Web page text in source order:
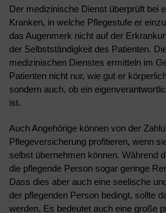
Der medizinische Dienst überprüft bei
Kranken, in welche Pflegestufe er
das Augenmerk nicht auf der
der Selbstständigkeit des Patienten.
medizinischen Dienstes ermitteln im
Patienten nicht nur, wie gut er
sondern auch, ob ein
ist.
Auch Angehörige können von der
Pflegeversicherung profitieren, wenn
selbst übernehmen können. Während
die pflegende Person sogar geringe
Dass dies aber auch eine seelische
der pflegenden Person bedingt, sollte
werden. Es bedeutet auch eine große